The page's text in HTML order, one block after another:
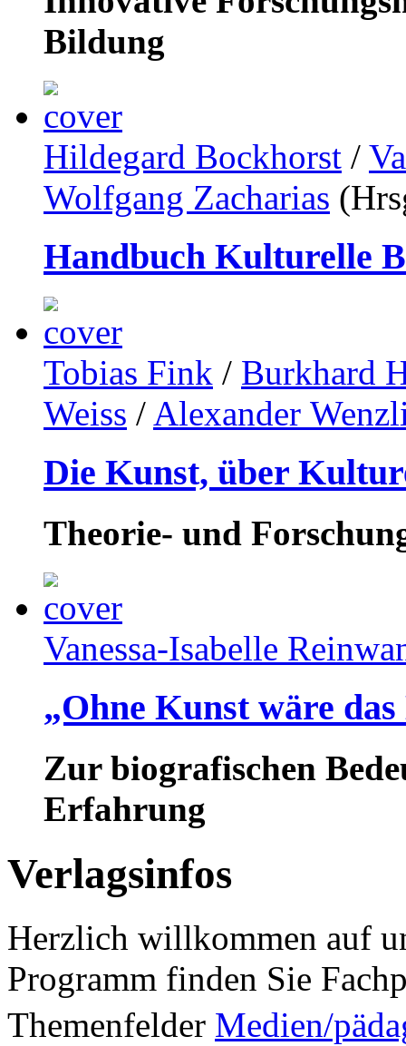
Bildung
Hildegard Bockhorst /
Wolfgang Zacharias
Handbuch Kulturelle
Tobias Fink / Burkhard
Weiss / Alexander
Die Kunst, über
Theorie- und
Vanessa-Isabelle
„Ohne Kunst wäre
Zur biografischen
Erfahrung
Verlagsinfos
Herzlich willkommen auf
Programm finden Sie
Themenfelder Medien/